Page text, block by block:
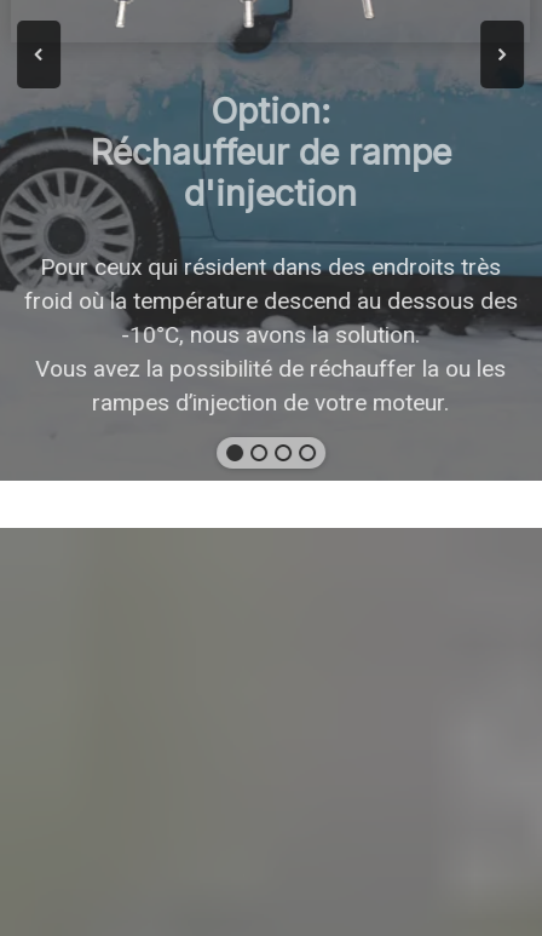
Option:
Réchauffeur de rampe
d'injection
Pour ceux qui résident dans des endroits très
froid où la température descend au dessous des
-10°C, nous avons la solution.
Vous avez la possibilité de réchauffer la ou les
rampes d’injection de votre moteur.